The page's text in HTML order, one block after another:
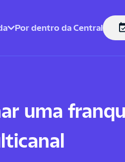
Por dentro da Central
uma